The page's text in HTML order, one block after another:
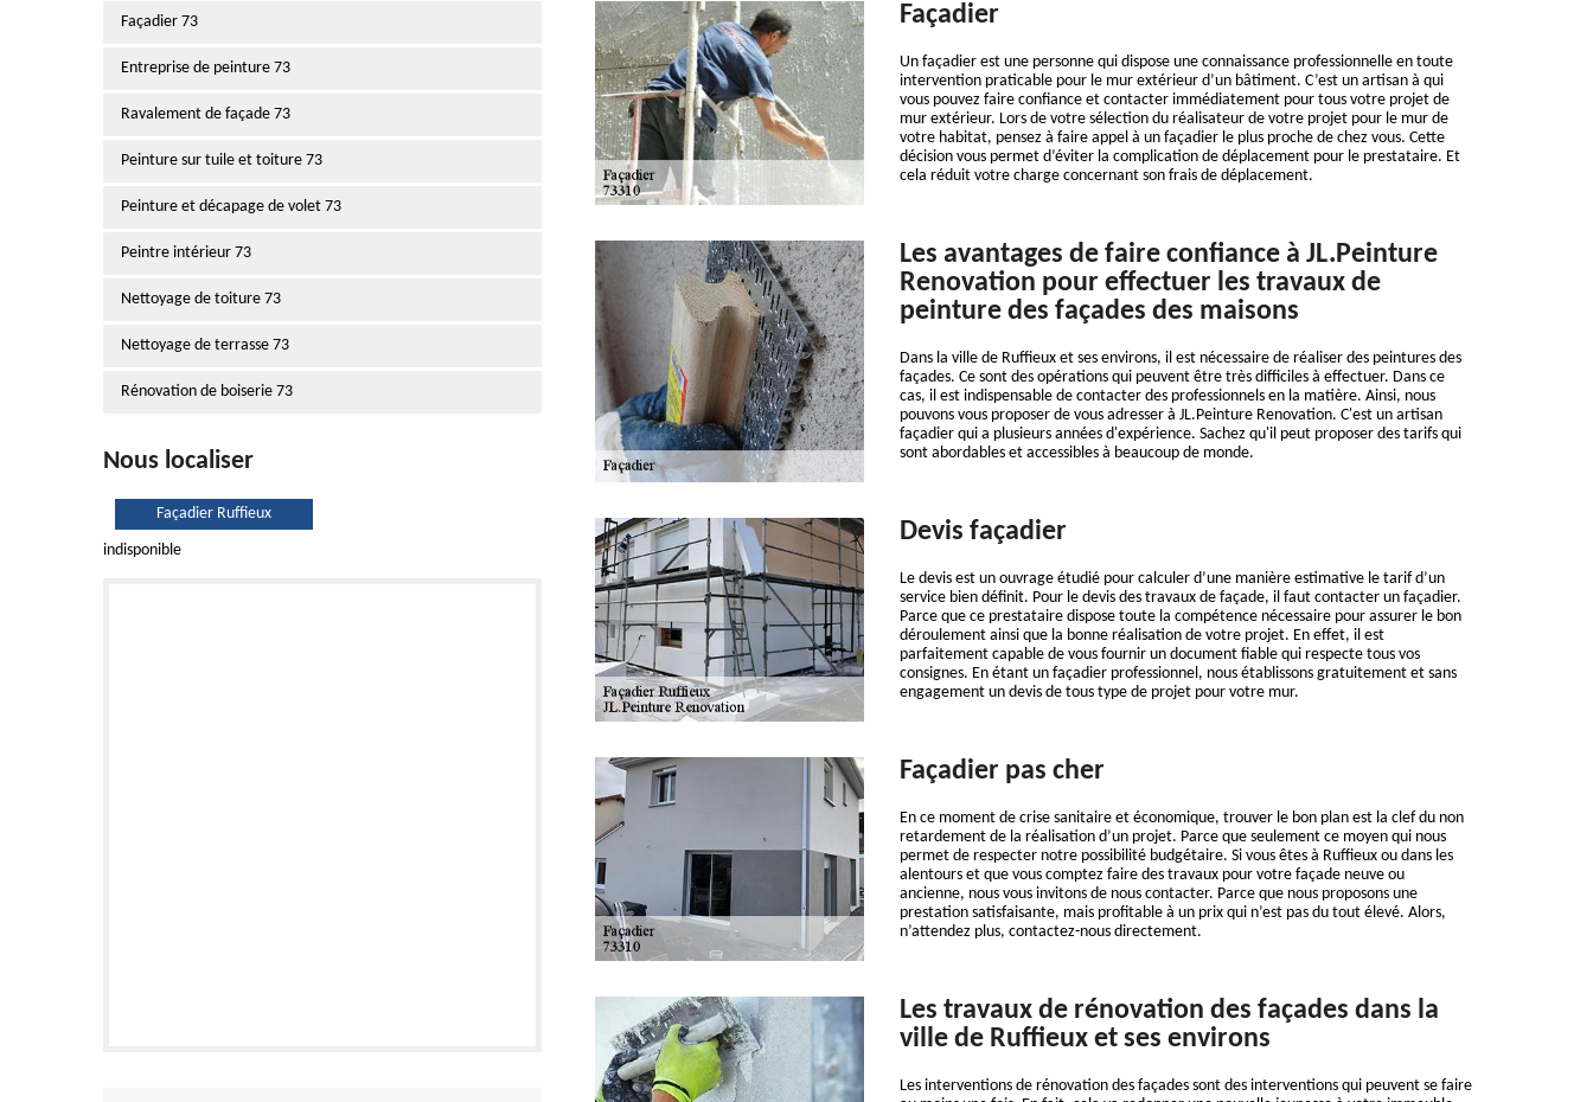
Façadier 73
Entreprise de peinture 73
Ravalement de façade 73
Peinture sur tuile et toiture 73
Peinture et décapage de volet 73
Peintre intérieur 73
Nettoyage de toiture 73
Nettoyage de terrasse 73
Rénovation de boiserie 73
Nous localiser
Façadier Ruffieux
indisponible
Façadier
Un façadier est une personne qui dispose une connaissance professionnelle en toute
intervention praticable pour le mur extérieur d’un bâtiment. C’est un artisan à qui
vous pouvez faire confiance et contacter immédiatement pour tous votre projet de
mur extérieur. Lors de votre sélection du réalisateur de votre projet pour le mur de
votre habitat, pensez à faire appel à un façadier le plus proche de chez vous. Cette
décision vous permet d’éviter la complication de déplacement pour le prestataire. Et
cela réduit votre charge concernant son frais de déplacement.
Les avantages de faire confiance à JL.Peinture
Renovation pour effectuer les travaux de
peinture des façades des maisons
Dans la ville de Ruffieux et ses environs, il est nécessaire de réaliser des peintures des
façades. Ce sont des opérations qui peuvent être très difficiles à effectuer. Dans ce
cas, il est indispensable de contacter des professionnels en la matière. Ainsi, nous
pouvons vous proposer de vous adresser à JL.Peinture Renovation. C'est un artisan
façadier qui a plusieurs années d'expérience. Sachez qu'il peut proposer des tarifs qui
sont abordables et accessibles à beaucoup de monde.
Devis façadier
Le devis est un ouvrage étudié pour calculer d’une manière estimative le tarif d’un
service bien définit. Pour le devis des travaux de façade, il faut contacter un façadier.
Parce que ce prestataire dispose toute la compétence nécessaire pour assurer le bon
déroulement ainsi que la bonne réalisation de votre projet. En effet, il est
parfaitement capable de vous fournir un document fiable qui respecte tous vos
consignes. En étant un façadier professionnel, nous établissons gratuitement et sans
engagement un devis de tous type de projet pour votre mur.
Façadier pas cher
En ce moment de crise sanitaire et économique, trouver le bon plan est la clef du non
retardement de la réalisation d’un projet. Parce que seulement ce moyen qui nous
permet de respecter notre possibilité budgétaire. Si vous êtes à Ruffieux ou dans les
alentours et que vous comptez faire des travaux pour votre façade neuve ou
ancienne, nous vous invitons de nous contacter. Parce que nous proposons une
prestation satisfaisante, mais profitable à un prix qui n’est pas du tout élevé. Alors,
n’attendez plus, contactez-nous directement.
Les travaux de rénovation des façades dans la
ville de Ruffieux et ses environs
Les interventions de rénovation des façades sont des interventions qui peuvent se faire